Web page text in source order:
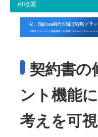
AI検索
契約書の
ント機能
考えを可